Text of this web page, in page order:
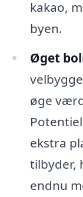
kakao,
byen.
Øget
øge
ekstra
tilbyder,
endnu